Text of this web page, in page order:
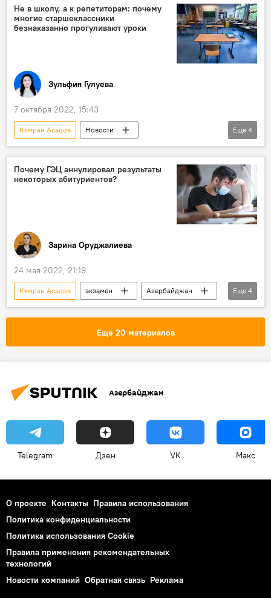
Военные преступления
Наемники
Не в школу, а к репетиторам: почему
многие старшеклассники
безнаказанно прогуливают уроки
Зульфия Гулуева
7 октября 2022, 15:43
Кямран Асадов
Новости
Гедабейский район
школы
Министерство науки и образования АР
Эксперт
Еще 4
Почему ГЭЦ аннулировал результаты
некоторых абитуриентов?
Зарина Оруджалиева
24 мая 2022, 21:19
Кямран Асадов экзамен
Азербайджан
ГЭЦ
Абитуриенты
Аннулирование
Еще 4
Еще 20 материалов
Азербайджан
Telegram Дзен VK Макс
О проекте Контакты Правила использования
Политика конфиденциальности
Политика использования Cookie
Правила применения рекомендательных
технологий
Новости компаний Обратная связь Реклама